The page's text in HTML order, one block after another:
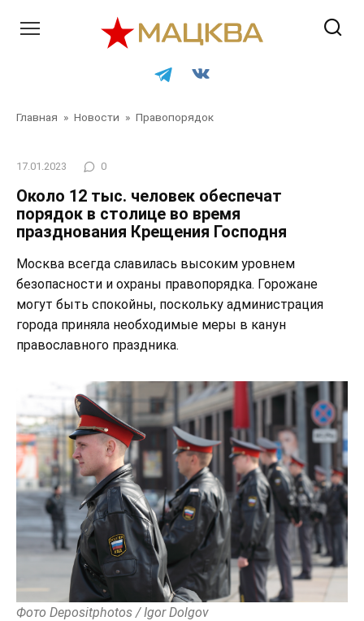
Главная » Новости » Правопорядок
17.01.2023 0
Около 12 тыс. человек обеспечат
порядок в столице во время
празднования Крещения Господня
Москва всегда славилась высоким уровнем
безопасности и охраны правопорядка. Горожане
могут быть спокойны, поскольку администрация
города приняла необходимые меры в канун
православного праздника.
Фото Depositphotos / Igor Dolgov